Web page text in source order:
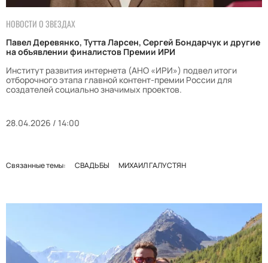
НОВОСТИ О ЗВЕЗДАХ
Павел Деревянко, Тутта Ларсен, Сергей Бондарчук и другие
на объявлении финалистов Премии ИРИ
Институт развития интернета (АНО «ИРИ») подвел итоги
отборочного этапа главной контент-премии России для
создателей социально значимых проектов.
28.04.2026 / 14:00
Связанные темы: СВАДЬБЫ МИХАИЛ ГАЛУСТЯН